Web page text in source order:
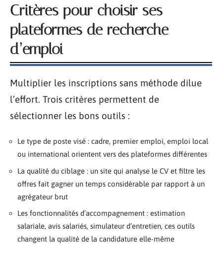
Critères pour choisir ses
plateformes de recherche
d’emploi
Multiplier les inscriptions sans méthode dilue
l’effort. Trois critères permettent de
sélectionner les bons outils :
Le type de poste visé : cadre, premier emploi, emploi local
ou international orientent vers des plateformes différentes
La qualité du ciblage : un site qui analyse le CV et filtre les
offres fait gagner un temps considérable par rapport à un
agrégateur brut
Les fonctionnalités d’accompagnement : estimation
salariale, avis salariés, simulateur d’entretien, ces outils
changent la qualité de la candidature elle-même